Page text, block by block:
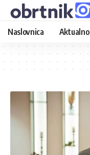
Naslovnica Aktualno